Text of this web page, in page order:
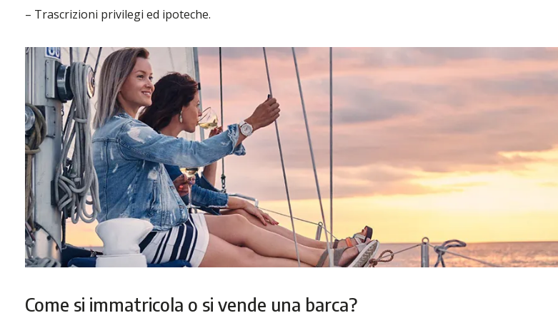
– Trascrizioni privilegi ed ipoteche.
Come si immatricola o si vende una barca?